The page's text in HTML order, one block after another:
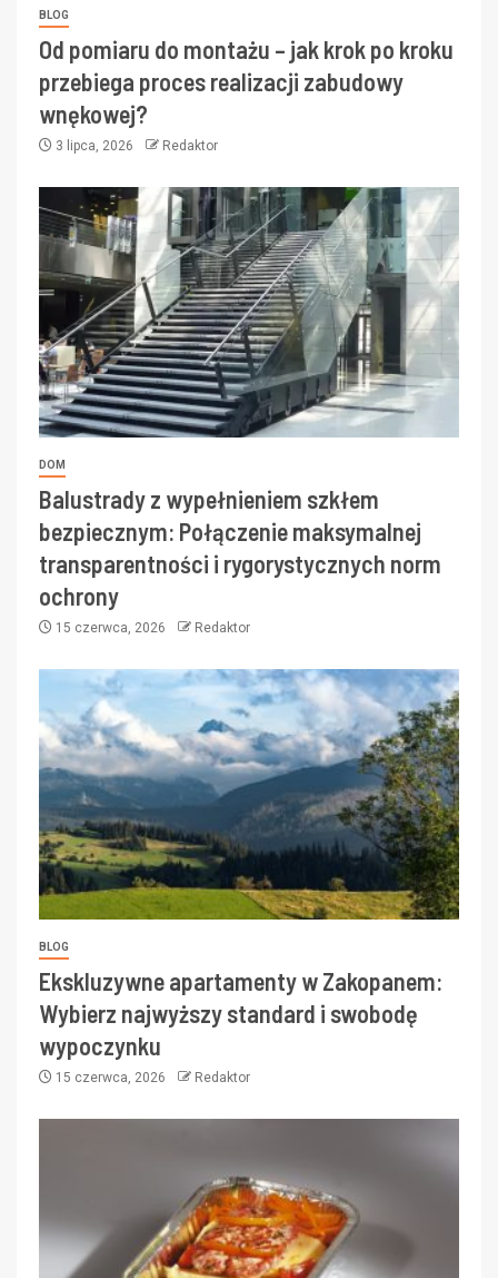
BLOG
Od pomiaru do montażu – jak krok po kroku
przebiega proces realizacji zabudowy
wnękowej?
3 lipca, 2026 Redaktor
DOM
Balustrady z wypełnieniem szkłem
bezpiecznym: Połączenie maksymalnej
transparentności i rygorystycznych norm
ochrony
15 czerwca, 2026 Redaktor
BLOG
Ekskluzywne apartamenty w Zakopanem:
Wybierz najwyższy standard i swobodę
wypoczynku
15 czerwca, 2026 Redaktor